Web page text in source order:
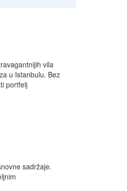
vila
u Istanbulu. Bez
portfelj
sadržaje.